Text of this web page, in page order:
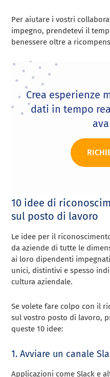
Per aiutare i vostri
impegno, prendetevi il
benessere oltre a
Crea esperienze
dati in tempo
10 idee di
sul posto di lavoro
Le idee per il
da aziende di tutte le
ai loro dipendenti
unici, distintivi e spesso
cultura aziendale.
Se volete fare colpo con il
sul vostro posto di lavoro,
queste 10 idee:
1. Avviare un canale
Applicazioni come Slack e